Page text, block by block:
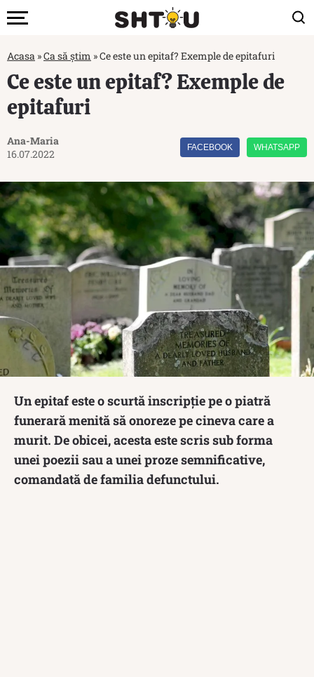
Acasa »Ca să știm »Ce este un epitaf? Exemple de epitafuri
Ce este un epitaf? Exemple de
epitafuri
Ana-Maria
16.07.2022
FACEBOOK WHATSAPP
Un epitaf este o scurtă inscripție pe o piatră
funerară menită să onoreze pe cineva care a
murit. De obicei, acesta este scris sub forma
unei poezii sau a unei proze semnificative,
comandată de familia defunctului.